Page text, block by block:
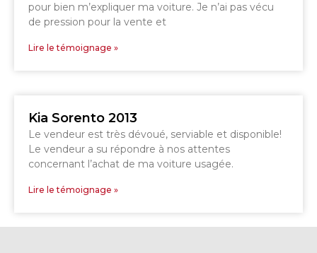
pour bien m’expliquer ma voiture. Je n’ai pas vécu
de pression pour la vente et
Lire le témoignage »
Kia Sorento 2013
Le vendeur est très dévoué, serviable et disponible!
Le vendeur a su répondre à nos attentes
concernant l’achat de ma voiture usagée.
Lire le témoignage »
GRANBY
SHERBROOKE
Voir le site